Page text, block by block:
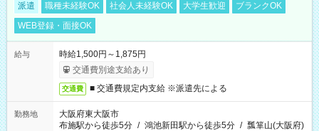
派遣 職種未経験OK 社会人未経験OK 大学生歓迎
ブランクOK
WEB登録・面接OK
給与
時給1,500円～1,875円
交通費別途支給あり
交通費 ■ 交通費規定内支給 ※派遣先による
勤務地
大阪府東大阪市
布施駅から徒歩5分 / 鴻池新田駅から徒歩5分 / 瓢箪山(大阪府)